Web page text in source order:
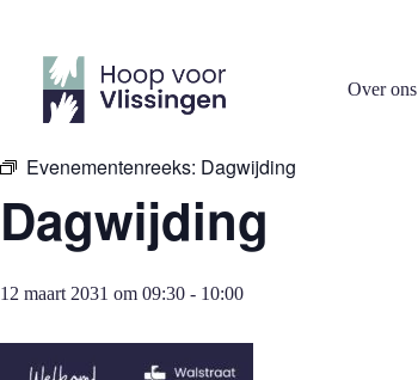
inhoud
Over ons
« Alle Evenementen
Evenementenreeks: Dagwijding
Dagwijding
12 maart 2031 om 09:30 - 10:00